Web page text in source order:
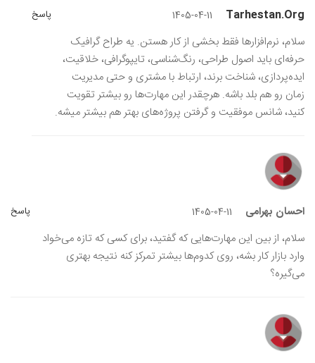
Tarhestan.org
1405-04-11 پاسخ
سلام، نرم‌افزارها فقط بخشی از کار هستن. یه طراح گرافیک
حرفه‌ای باید اصول طراحی، رنگ‌شناسی، تایپوگرافی، خلاقیت،
ایده‌پردازی، شناخت برند، ارتباط با مشتری و حتی مدیریت
زمان رو هم بلد باشه. هرچقدر این مهارت‌ها رو بیشتر تقویت
کنید، شانس موفقیت و گرفتن پروژه‌های بهتر هم بیشتر میشه.
احسان بهرامی 1405-04-11 پاسخ
سلام، از بین این مهارت‌هایی که گفتید، برای کسی که تازه می‌خواد
وارد بازار کار بشه، روی کدوم‌ها بیشتر تمرکز کنه نتیجه بهتری
می‌گیره؟